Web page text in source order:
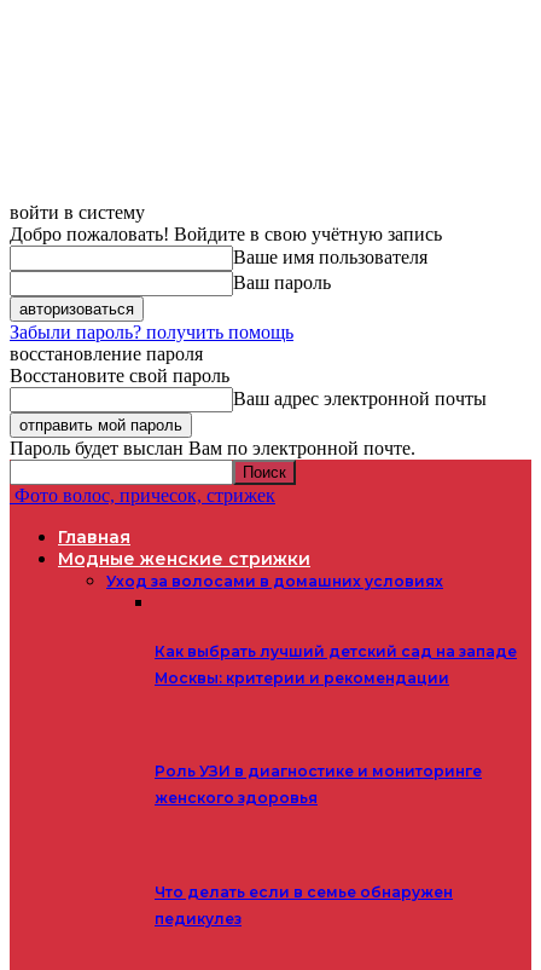
войти в систему
Добро пожаловать! Войдите в свою учётную запись
Ваше имя пользователя
Ваш пароль
Забыли пароль? получить помощь
восстановление пароля
Восстановите свой пароль
Ваш адрес электронной почты
Пароль будет выслан Вам по электронной почте.
Фото волос, причесок, стрижек
Главная
Модные женские стрижки
Уход за волосами в домашних условиях
Как выбрать лучший детский сад на западе
Москвы: критерии и рекомендации
Роль УЗИ в диагностике и мониторинге
женского здоровья
Что делать если в семье обнаружен
педикулез